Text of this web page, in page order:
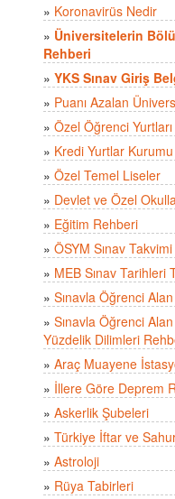
» Koronavirüs Nedir
» Üniversitelerin
Rehberi
» YKS Sınav Giriş
» Puanı Azalan
» Özel Öğrenci Yurtları
» Kredi Yurtlar Kurumu
» Özel Temel Liseler
» Devlet ve Özel
» Eğitim Rehberi
» ÖSYM Sınav Takvimi
» MEB Sınav Tarihleri
» Sınavla Öğrenci
» Sınavla Öğrenci
Yüzdelik Dilimleri
» Araç Muayene
» İllere Göre Deprem
» Askerlik Şubeleri
» Türkiye İftar ve
» Astroloji
» Rüya Tabirleri